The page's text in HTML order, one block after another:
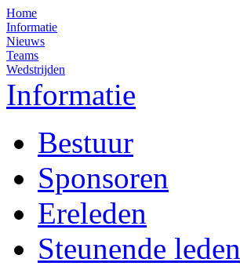
Home
Informatie
Nieuws
Teams
Wedstrijden
Informatie
Bestuur
Sponsoren
Ereleden
Steunende leden